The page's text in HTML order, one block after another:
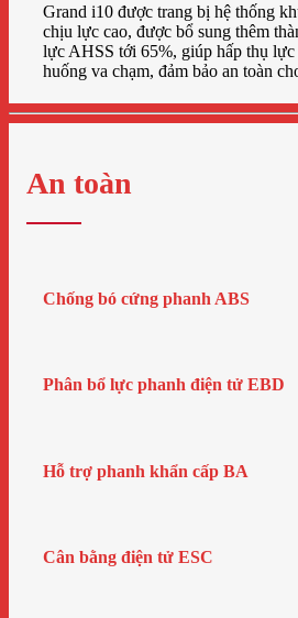
Grand i10 được trang bị hệ thống
chịu lực cao, được bổ sung thêm
lực AHSS tới 65%, giúp hấp thụ lực
huống va chạm, đảm bảo an toàn
An toàn
Chống bó cứng phanh ABS
Phân bổ lực phanh điện tử EBD
Hỗ trợ phanh khẩn cấp BA
Cân bằng điện tử ESC